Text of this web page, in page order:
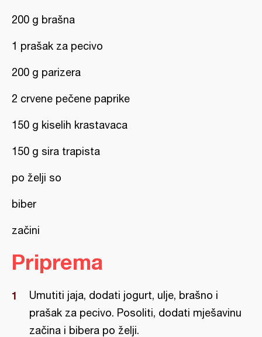
200 g brašna
1 prašak za pecivo
200 g parizera
2 crvene pečene paprike
150 g kiselih krastavaca
150 g sira trapista
po želji so
biber
začini
Priprema
Umutiti jaja, dodati jogurt, ulje, brašno i
prašak za pecivo. Posoliti, dodati mješavinu
začina i bibera po želji.